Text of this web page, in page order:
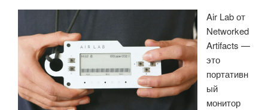
с
питанием
от
аккумулятора
и
степенью
защиты
Air Lab от
Networked
Artifacts —
это
портативн
ый
монитор